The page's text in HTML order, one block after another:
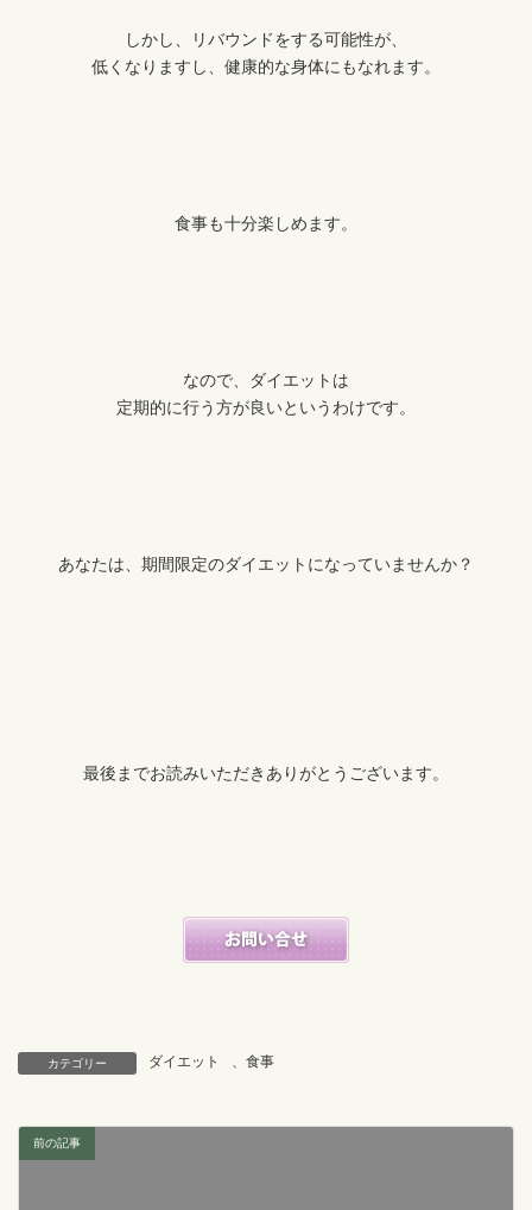
しかし、リバウンドをする可能性が、
低くなりますし、健康的な身体にもなれます。
食事も十分楽しめます。
なので、ダイエットは
定期的に行う方が良いというわけです。
あなたは、期間限定のダイエットになっていませんか？
最後までお読みいただきありがとうございます。
カテゴリー ダイエット 、 食事
前の記事